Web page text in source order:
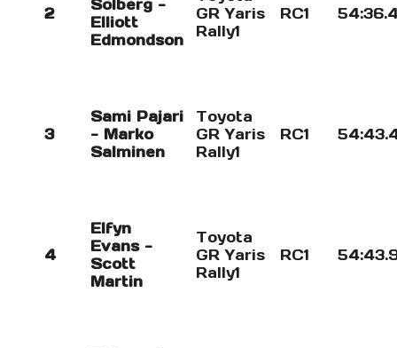
2
Solberg -
Elliott
Edmondson
GR Yaris
Rally1
RC1
3
Sami Pajari
- Marko
Salminen
Toyota
GR Yaris
Rally1
RC1
4
Elfyn
Evans -
Scott
Martin
Toyota
GR Yaris
Rally1
RC1